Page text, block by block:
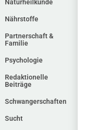
Naturheilkunde
Nährstoffe
Partnerschaft &
Familie
Psychologie
Redaktionelle
Beiträge
Schwangerschaften
Sucht